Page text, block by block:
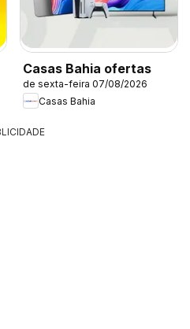
Casas Bahia ofertas
de sexta-feira 07/08/2026
Casas Bahia